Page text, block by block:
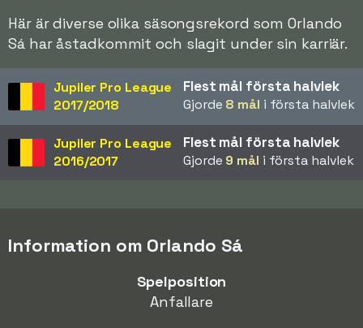
Här är diverse olika säsongsrekord som Orlando
Sá har åstadkommit och slagit under sin karriär.
Jupiler Pro League
2017/2018
Flest mål första halvlek
Gjorde 8 mål i första halvlek
Jupiler Pro League
2016/2017
Flest mål första halvlek
Gjorde 9 mål i första halvlek
Information om Orlando Sá
Spelposition
Anfallare